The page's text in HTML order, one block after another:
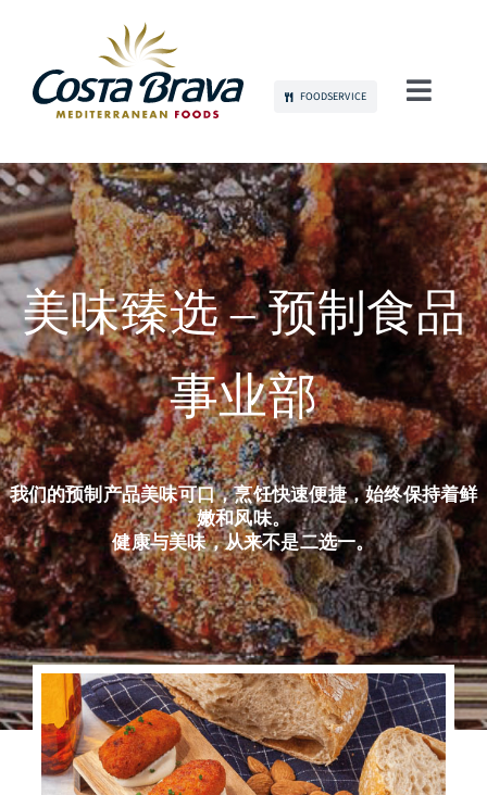
content
FOODSERVICE
可持续发展
产品
品牌传播
人才招募
联系我们
简体中文
美味臻选 – 预制食品
事业部
我们的预制产品美味可口，烹饪快速便捷，始终保持着鲜
嫩和风味。
健康与美味，从来不是二选一。